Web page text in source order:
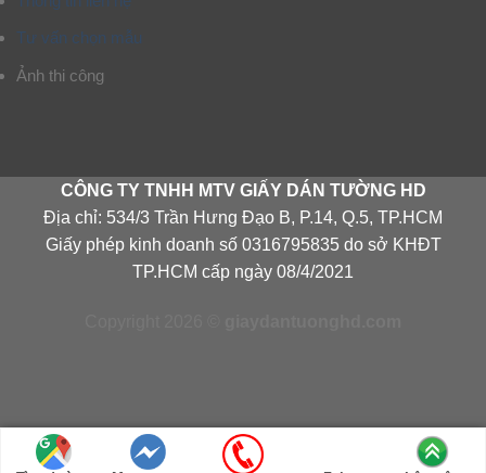
Tư vấn chọn mẫu
Ảnh thi công
CÔNG TY TNHH MTV GIẤY DÁN TƯỜNG HD
Địa chỉ: 534/3 Trần Hưng Đạo B, P.14, Q.5, TP.HCM
Giấy phép kinh doanh số 0316795835 do sở KHĐT
TP.HCM cấp ngày 08/4/2021